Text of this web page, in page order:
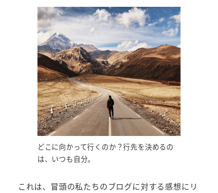
どこに向かって行くのか？行先を決めるの
は、いつも自分。
これは、冒頭の私たちのブログに対する感想にリ